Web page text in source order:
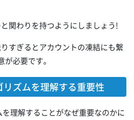
関わりを持つようにしましょう!
すぎるとアカウントの凍結にも繋
必要です。
ズムを理解する重要性
理解することがなぜ重要なのかに